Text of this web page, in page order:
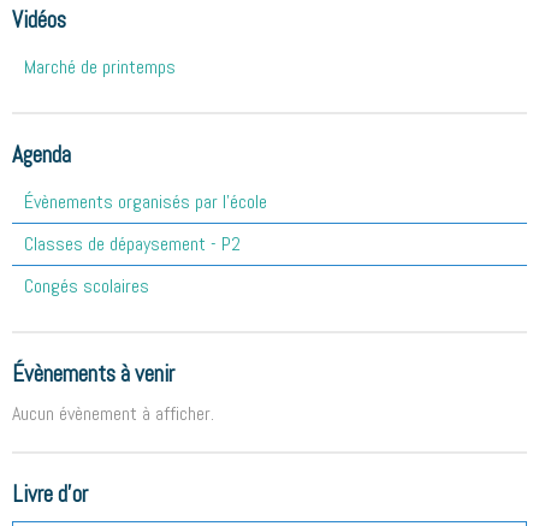
Vidéos
Marché de printemps
Agenda
Évènements organisés par l'école
Classes de dépaysement - P2
Congés scolaires
Évènements à venir
Aucun évènement à afficher.
Livre d'or